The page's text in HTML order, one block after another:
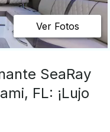
Ver Fotos
SeaRay
FL: ¡Lujo